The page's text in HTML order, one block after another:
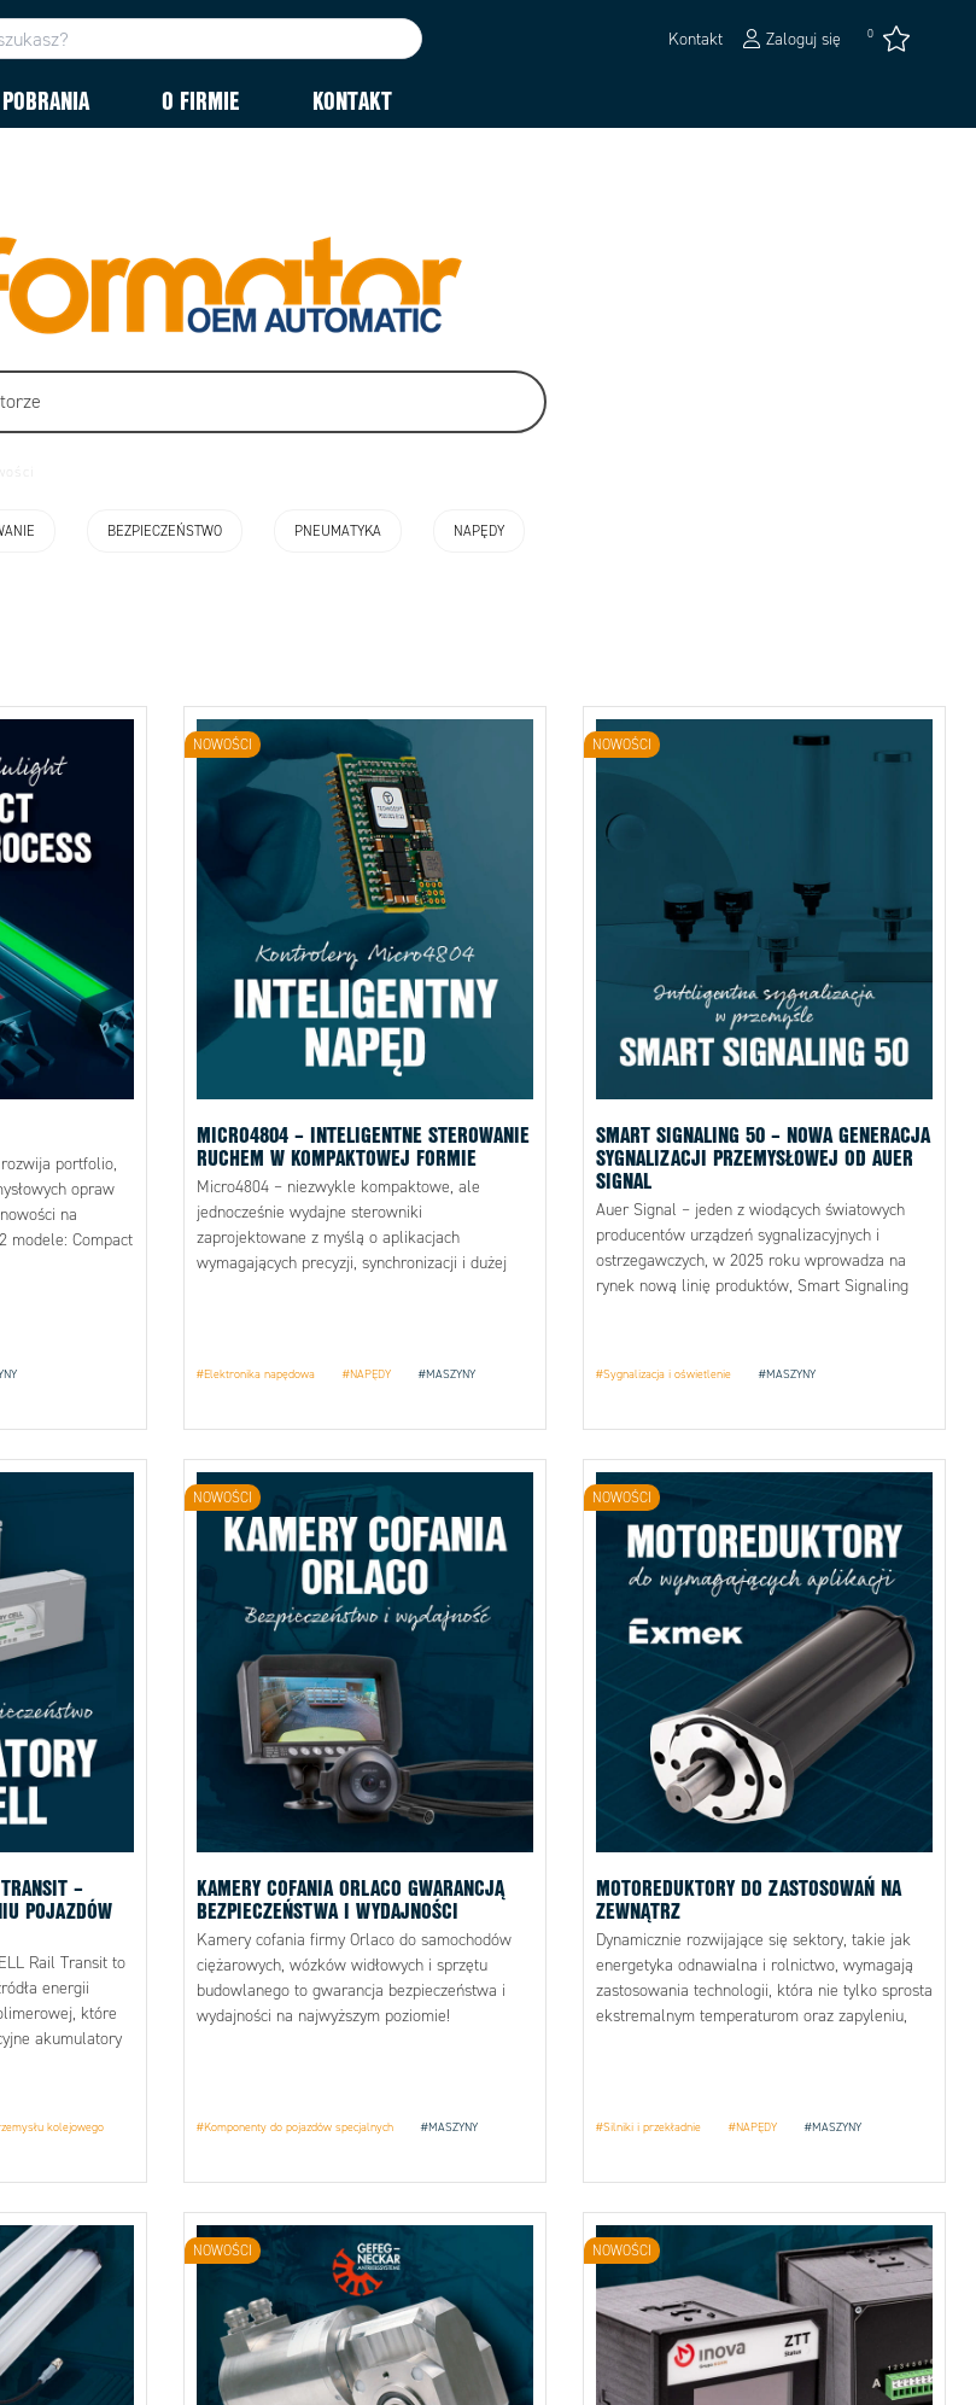
Kontakt Zaloguj się 0
O FIRMIE KONTAKT
BEZPIECZEŃSTWO PNEUMATYKA NAPĘDY
portfolio,
opraw
na
modele: Compact
MICRO4804 – INTELIGENTNE STEROWANIE
RUCHEM W KOMPAKTOWEJ FORMIE
Micro4804 – niezwykle kompaktowe, ale
jednocześnie wydajne sterowniki
zaprojektowane z myślą o aplikacjach
wymagających precyzji, synchronizacji i dużej
#Elektronika napędowa #NAPĘDY #MASZYNY
NOWOŚCI
SMART SIGNALING 50 – NOWA GENERACJA
SYGNALIZACJI PRZEMYSŁOWEJ OD AUER
SIGNAL
Auer Signal – jeden z wiodących światowych
producentów urządzeń sygnalizacyjnych i
ostrzegawczych, w 2025 roku wprowadza na
rynek nową linię produktów, Smart Signaling
#Sygnalizacja i oświetlenie #MASZYNY
NOWOŚCI
–
POJAZDÓW
Rail Transit to
energii
które
akumulatory
kolejowego
KAMERY COFANIA ORLACO GWARANCJĄ
BEZPIECZEŃSTWA I WYDAJNOŚCI
Kamery cofania firmy Orlaco do samochodów
ciężarowych, wózków widłowych i sprzętu
budowlanego to gwarancja bezpieczeństwa i
wydajności na najwyższym poziomie!
#Komponenty do pojazdów specjalnych #MASZYNY
NOWOŚCI
MOTOREDUKTORY DO ZASTOSOWAŃ NA
ZEWNĄTRZ
Dynamicznie rozwijające się sektory, takie jak
energetyka odnawialna i rolnictwo, wymagają
zastosowania technologii, która nie tylko sprosta
ekstremalnym temperaturom oraz zapyleniu,
#Silniki i przekładnie #NAPĘDY #MASZYNY
NOWOŚCI
NOWOŚCI NOWOŚCI